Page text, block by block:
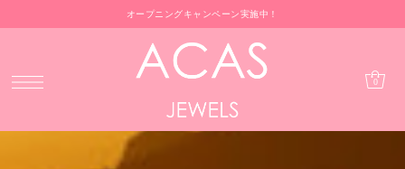
オープニングキャンペーン実施中！
0